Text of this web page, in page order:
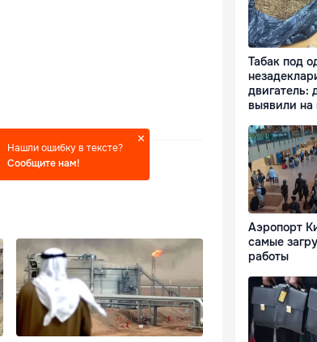
Нашли ошибку в тексте?
Сообщите нам!
Табак под
двигатель:
выявили на
Аэропорт
самые
работы